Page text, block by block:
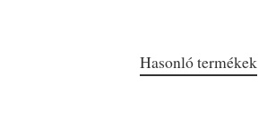
Hasonló termékek